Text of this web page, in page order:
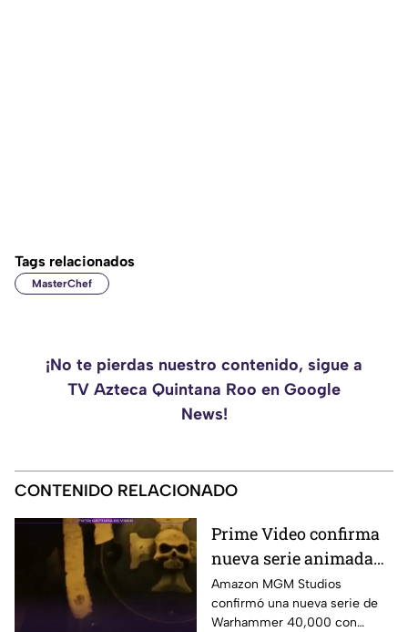
Tags relacionados
MasterChef
¡No te pierdas nuestro contenido, sigue a
TV Azteca Quintana Roo en Google
News!
CONTENIDO RELACIONADO
Prime Video confirma
nueva serie animada
de Warhammer 40,000
con Henry Cavill
Amazon MGM Studios
confirmó una nueva serie de
Warhammer 40,000 con